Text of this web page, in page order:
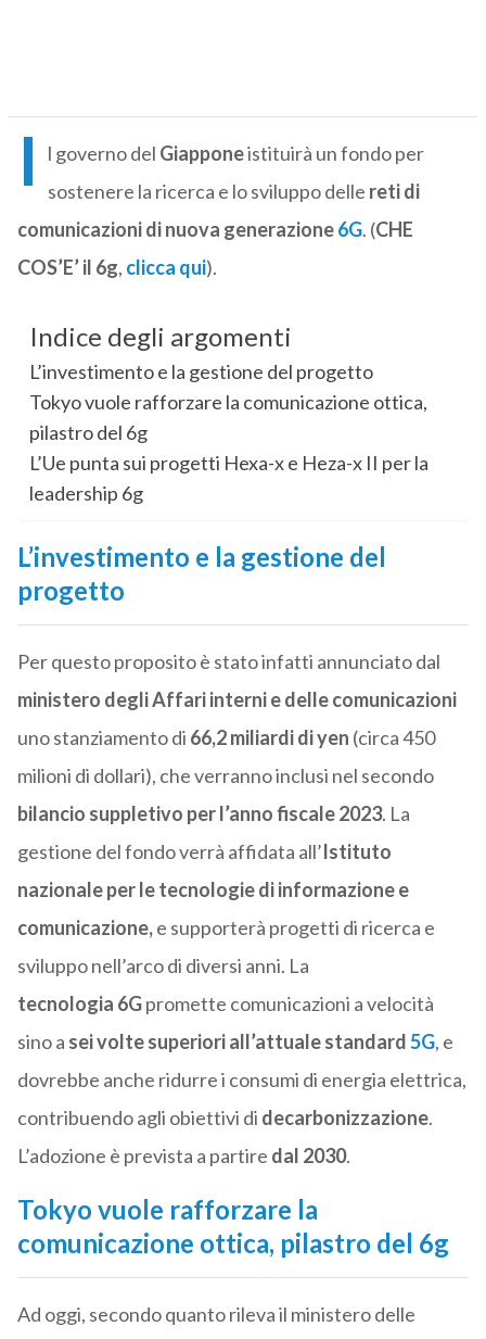
I l governo del Giapponeistituirà un fondo per
sostenere la ricerca e lo sviluppo delle reti di
comunicazioni di nuova generazione6G. (CHE
COS’E’ il 6g, clicca qui).
Indice degli argomenti
L’investimento e la gestione del progetto
Tokyo vuole rafforzare la comunicazione ottica,
pilastro del 6g
L’Ue punta sui progetti Hexa-x e Heza-x II per la
leadership 6g
L’investimento e la gestione del
progetto
Per questo proposito è stato infatti annunciato dal
ministero degli Affari interni e delle comunicazioni
uno stanziamento di 66,2 miliardi di yen (circa 450
milioni di dollari), che verranno inclusi nel secondo
bilancio suppletivo per l’anno fiscale 2023. La
gestione del fondo verrà affidata all’Istituto
nazionale per le tecnologie di informazione e
comunicazione,e supporterà progetti di ricerca e
sviluppo nell’arco di diversi anni. La
tecnologia 6Gpromette comunicazioni a velocità
sino a sei volte superiori all’attuale standard5G, e
dovrebbe anche ridurre i consumi di energia elettrica,
contribuendo agli obiettivi di decarbonizzazione.
L’adozione è prevista a partire dal 2030.
Tokyo vuole rafforzare la
comunicazione ottica, pilastro del 6g
Ad oggi, secondo quanto rileva il ministero delle